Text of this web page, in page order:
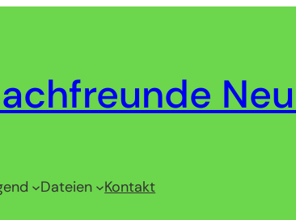
Dateien Kontakt